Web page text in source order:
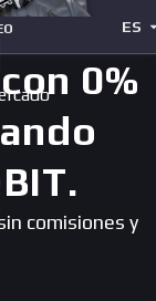
ES
0%
comisiones y